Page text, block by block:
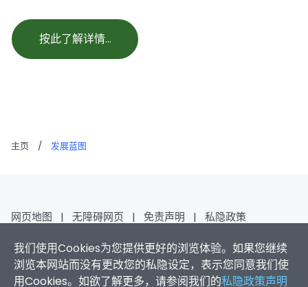
按此了解详情…
主页 / 发展蓝图
我们使用Cookies为您提供更好的浏览体验。如果您继续
浏览本网站而没有更改您的私隐设定，表示您同意我们使
用Cookies。如欲了解更多，请参阅我们的私隐政策声明
网页地图 | 无障碍网页 | 免责声明 | 私隐政策
2026香港浸会大学 版权所有